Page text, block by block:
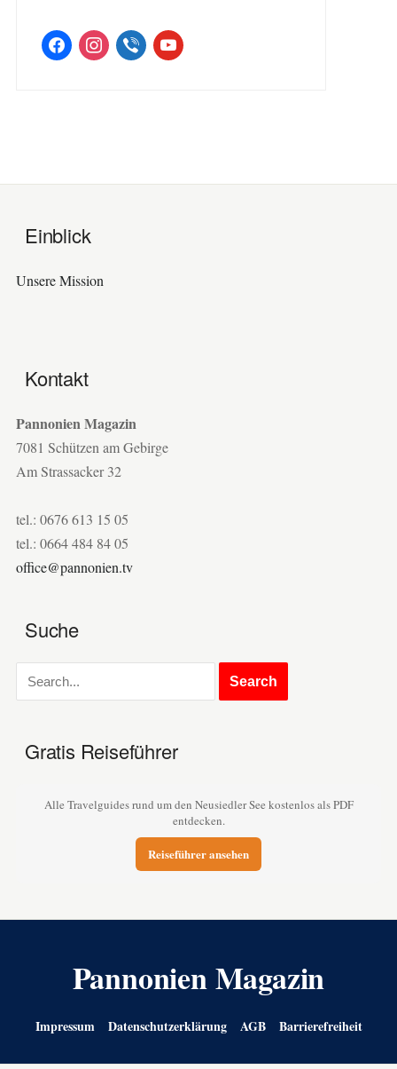
facebookinstagramviber youtube
Einblick
Unsere Mission
Kontakt
Pannonien Magazin
7081 Schützen am Gebirge
Am Strassacker 32
tel.: 0676 613 15 05
tel.: 0664 484 84 05
office@pannonien.tv
Suche
Gratis Reiseführer
Alle Travelguides rund um den Neusiedler See kostenlos als PDF
entdecken.
Reiseführer ansehen
Pannonien Magazin
Impressum Datenschutzerklärung AGB Barrierefreiheit